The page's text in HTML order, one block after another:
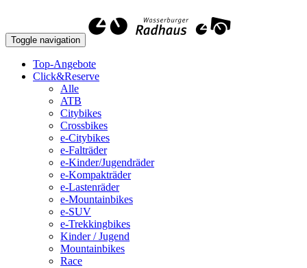
Toggle navigation
Top-Angebote
Click&Reserve
Alle
ATB
Citybikes
Crossbikes
e-Citybikes
e-Falträder
e-Kinder/Jugendräder
e-Kompakträder
e-Lastenräder
e-Mountainbikes
e-SUV
e-Trekkingbikes
Kinder / Jugend
Mountainbikes
Race